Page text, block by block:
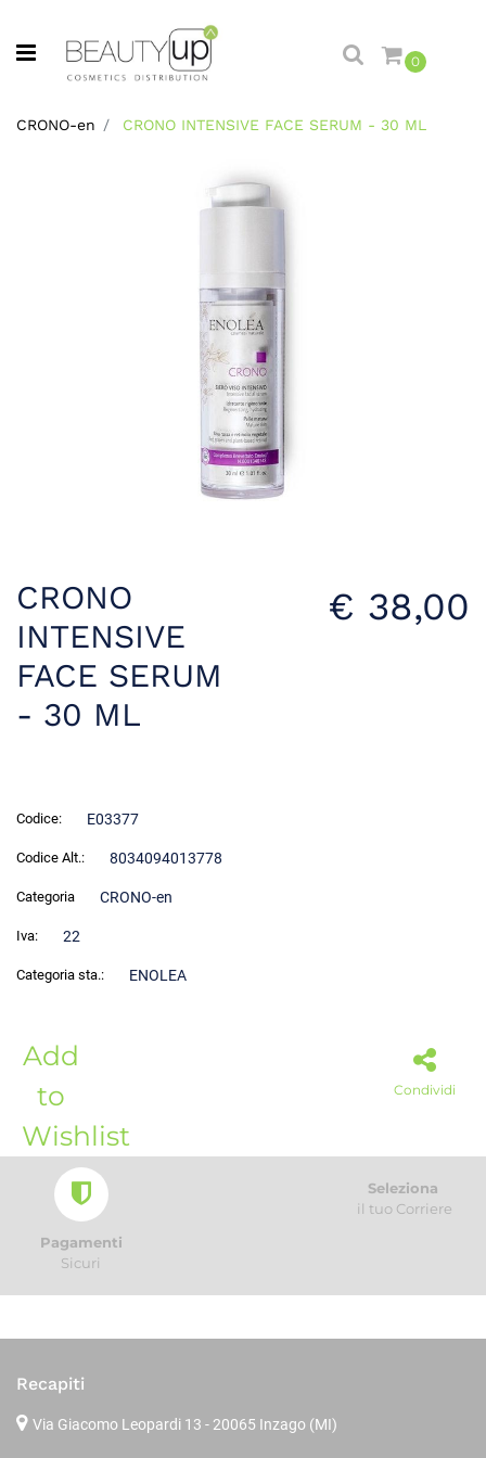
Open menu
0
CRONO-en CRONO INTENSIVE FACE SERUM - 30 ML
CRONO
INTENSIVE
FACE SERUM
- 30 ML
€ 38,00
Codice: E03377
Codice Alt.: 8034094013778
Categoria CRONO-en
Iva: 22
Categoria sta.: ENOLEA
Add
to
Wishlist
Condividi
Pagamenti
Sicuri
Seleziona
il tuo Corriere
Recapiti
Via Giacomo Leopardi 13 - 20065 Inzago (MI)